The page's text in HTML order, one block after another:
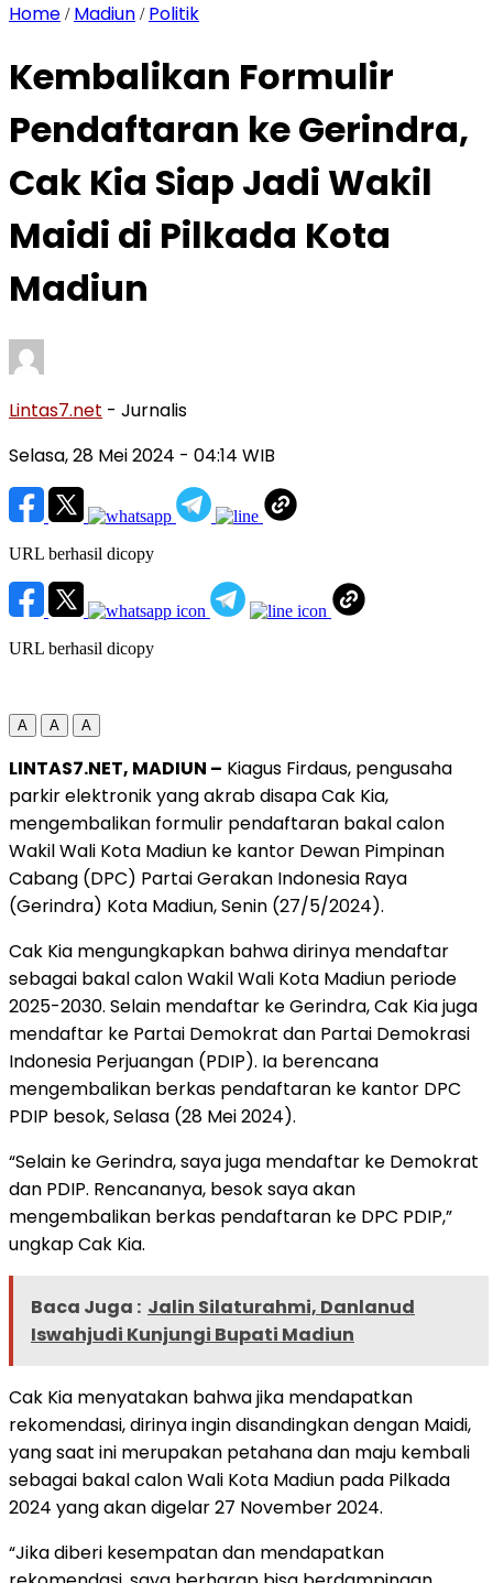
Home / Madiun / Politik
Kembalikan Formulir
Pendaftaran ke Gerindra,
Cak Kia Siap Jadi Wakil
Maidi di Pilkada Kota
Madiun
Lintas7.net - Jurnalis
Selasa, 28 Mei 2024 - 04:14 WIB
URL berhasil dicopy
URL berhasil dicopy
A A A
LINTAS7.NET, MADIUN – Kiagus Firdaus, pengusaha
parkir elektronik yang akrab disapa Cak Kia,
mengembalikan formulir pendaftaran bakal calon
Wakil Wali Kota Madiun ke kantor Dewan Pimpinan
Cabang (DPC) Partai Gerakan Indonesia Raya
(Gerindra) Kota Madiun, Senin (27/5/2024).
Cak Kia mengungkapkan bahwa dirinya mendaftar
sebagai bakal calon Wakil Wali Kota Madiun periode
2025-2030. Selain mendaftar ke Gerindra, Cak Kia juga
mendaftar ke Partai Demokrat dan Partai Demokrasi
Indonesia Perjuangan (PDIP). Ia berencana
mengembalikan berkas pendaftaran ke kantor DPC
PDIP besok, Selasa (28 Mei 2024).
“Selain ke Gerindra, saya juga mendaftar ke Demokrat
dan PDIP. Rencananya, besok saya akan
mengembalikan berkas pendaftaran ke DPC PDIP,”
ungkap Cak Kia.
Baca Juga : Jalin Silaturahmi, Danlanud
Iswahjudi Kunjungi Bupati Madiun
Cak Kia menyatakan bahwa jika mendapatkan
rekomendasi, dirinya ingin disandingkan dengan Maidi,
yang saat ini merupakan petahana dan maju kembali
sebagai bakal calon Wali Kota Madiun pada Pilkada
2024 yang akan digelar 27 November 2024.
“Jika diberi kesempatan dan mendapatkan